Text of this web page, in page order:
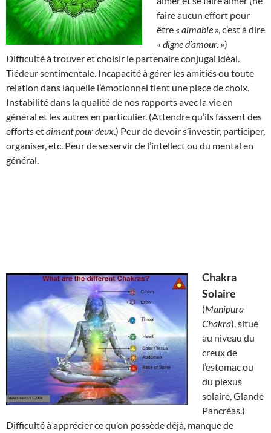
faire aucun effort pour
être « aimable », c’est à dire
« digne d’amour. »)
Difficulté à trouver et choisir le partenaire conjugal idéal.
Tiédeur sentimentale. Incapacité à gérer les amitiés ou toute
relation dans laquelle l’émotionnel tient une place de choix.
Instabilité dans la qualité de nos rapports avec la vie en
général et les autres en particulier. (Attendre qu’ils fassent des
efforts etaiment pour deux.) Peur de devoir s’investir, participer,
organiser, etc. Peur de se servir de l’intellect ou du mental en
général.
Chakra
Solaire
(Manipura
Chakra), situé
au niveau du
creux de
l’estomac ou
du plexus
solaire, Glande
Pancréas.)
Difficulté à apprécier ce qu’on possède déjà, manque de